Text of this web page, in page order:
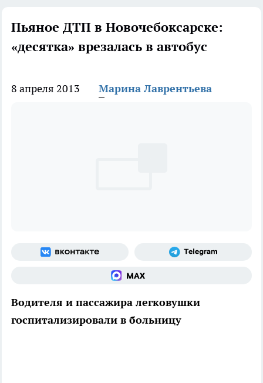
Пьяное ДТП в Новочебоксарске:
«десятка» врезалась в автобус
8 апреля 2013 Марина Лаврентьева
Водителя и пассажира легковушки
госпитализировали в больницу